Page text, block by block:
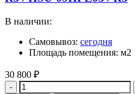
В наличии:
Самовывоз: сегодня
Площадь помещения: м2
30 800 ₽
Количество